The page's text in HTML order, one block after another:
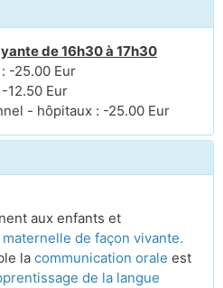
de 16h30 à 17h30
-25.00 Eur
12.50 Eur
- hôpitaux : -25.00 Eur
aux enfants et
de façon vivante.
la communication orale est
de la langue